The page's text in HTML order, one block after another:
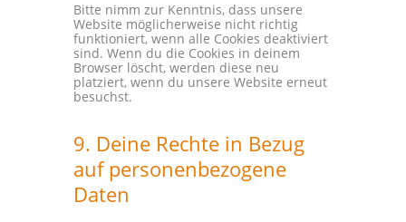
Bitte nimm zur Kenntnis, dass unsere
Website möglicherweise nicht richtig
funktioniert, wenn alle Cookies deaktiviert
sind. Wenn du die Cookies in deinem
Browser löscht, werden diese neu
platziert, wenn du unsere Website erneut
besuchst.
9. Deine Rechte in Bezug
auf personenbezogene
Daten